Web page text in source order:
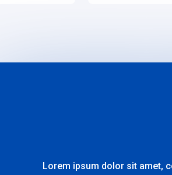
Lorem ipsum dolor sit amet,